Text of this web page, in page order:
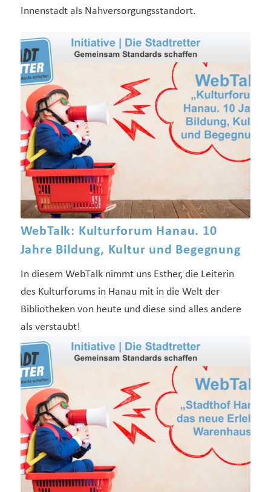
Innenstadt als Nahversorgungsstandort.
WebTalk: Kulturforum Hanau. 10
Jahre Bildung, Kultur und Begegnung
In diesem WebTalk nimmt uns Esther, die Leiterin
des Kulturforums in Hanau mit in die Welt der
Bibliotheken von heute und diese sind alles andere
als verstaubt!